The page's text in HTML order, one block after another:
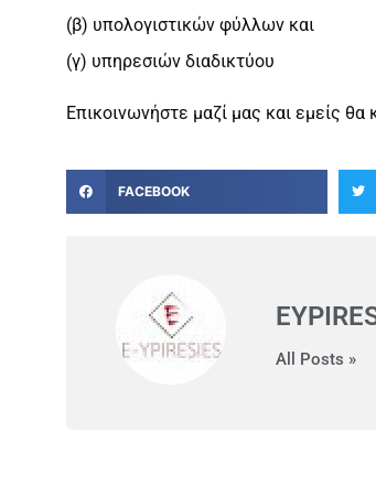
(β) υπολογιστικών φύλλων και
(γ) υπηρεσιών διαδικτύου
Επικοινωνήστε μαζί μας και εμείς
FACEBOOK
All Posts »